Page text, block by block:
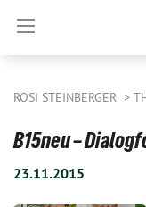
ROSI STEINBERGER
B15neu –
23.11.2015